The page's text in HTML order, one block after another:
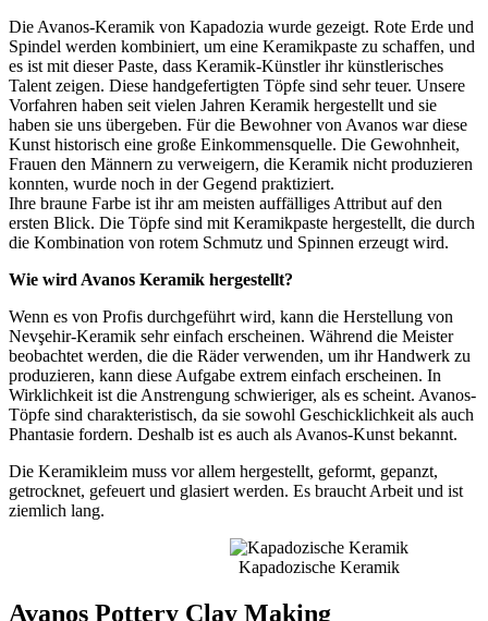
Die Avanos-Keramik von Kapadozia wurde gezeigt. Rote Erde und
Spindel werden kombiniert, um eine Keramikpaste zu schaffen, und
es ist mit dieser Paste, dass Keramik-Künstler ihr künstlerisches
Talent zeigen. Diese handgefertigten Töpfe sind sehr teuer. Unsere
Vorfahren haben seit vielen Jahren Keramik hergestellt und sie
haben sie uns übergeben. Für die Bewohner von Avanos war diese
Kunst historisch eine große Einkommensquelle. Die Gewohnheit,
Frauen den Männern zu verweigern, die Keramik nicht produzieren
konnten, wurde noch in der Gegend praktiziert.
Ihre braune Farbe ist ihr am meisten auffälliges Attribut auf den
ersten Blick. Die Töpfe sind mit Keramikpaste hergestellt, die durch
die Kombination von rotem Schmutz und Spinnen erzeugt wird.
Wie wird Avanos Keramik hergestellt?
Wenn es von Profis durchgeführt wird, kann die Herstellung von
Nevşehir-Keramik sehr einfach erscheinen. Während die Meister
beobachtet werden, die die Räder verwenden, um ihr Handwerk zu
produzieren, kann diese Aufgabe extrem einfach erscheinen. In
Wirklichkeit ist die Anstrengung schwieriger, als es scheint. Avanos-
Töpfe sind charakteristisch, da sie sowohl Geschicklichkeit als auch
Phantasie fordern. Deshalb ist es auch als Avanos-Kunst bekannt.
Die Keramikleim muss vor allem hergestellt, geformt, gepanzt,
getrocknet, gefeuert und glasiert werden. Es braucht Arbeit und ist
ziemlich lang.
Kapadozische Keramik
Avanos Pottery Clay Making